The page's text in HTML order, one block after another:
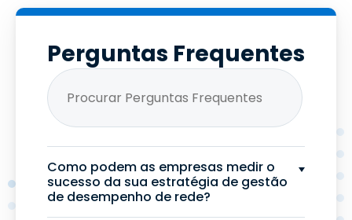
Perguntas Frequentes
Como podem as empresas medir o
sucesso da sua estratégia de gestão
de desempenho de rede?